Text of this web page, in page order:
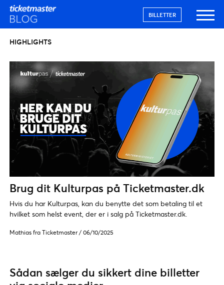
BILLETTER
HIGHLIGHTS
Brug dit Kulturpas på Ticketmaster.dk
Hvis du har Kulturpas, kan du benytte det som betaling til et
hvilket som helst event, der er i salg på Ticketmaster.dk.
Mathias fra Ticketmaster / 06/10/2025
Sådan sælger du sikkert dine billetter